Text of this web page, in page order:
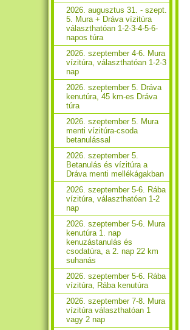
2026. augusztus 31. - szept.
5. Mura + Dráva vízitúra
választhatóan 1-2-3-4-5-6-
napos túra
2026. szeptember 4-6. Mura
vízitúra, választhatóan 1-2-3
nap
2026. szeptember 5. Dráva
kenutúra, 45 km-es Dráva
túra
2026. szeptember 5. Mura
menti vízitúra-csoda
betanulással
2026. szeptember 5.
Betanulás és vízitúra a
Dráva menti mellékágakban
2026. szeptember 5-6. Rába
vízitúra, választhatóan 1-2
nap
2026. szeptember 5-6. Mura
kenutúra 1. nap
kenuzástanulás és
csodatúra, a 2. nap 22 km
suhanás
2026. szeptember 5-6. Rába
vízitúra, Rába kenutúra
2026. szeptember 7-8. Mura
vízitúra választhatóan 1
vagy 2 nap